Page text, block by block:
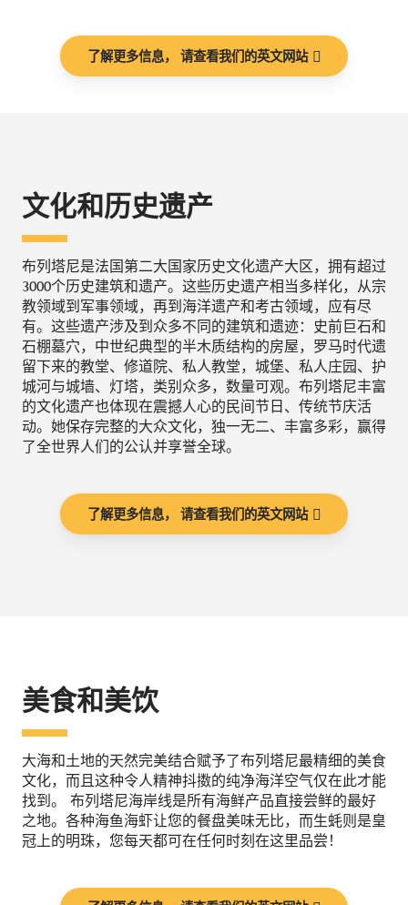
了解更多信息， 请查看我们的英文网站
文化和历史遗产
布列塔尼是法国第二大国家历史文化遗产大区，拥有超过
3000个历史建筑和遗产。这些历史遗产相当多样化，从宗
教领域到军事领域，再到海洋遗产和考古领域，应有尽
有。这些遗产涉及到众多不同的建筑和遗迹：史前巨石和
石棚墓穴，中世纪典型的半木质结构的房屋，罗马时代遗
留下来的教堂、修道院、私人教堂，城堡、私人庄园、护
城河与城墙、灯塔，类别众多，数量可观。布列塔尼丰富
的文化遗产也体现在震撼人心的民间节日、传统节庆活
动。她保存完整的大众文化，独一无二、丰富多彩，赢得
了全世界人们的公认并享誉全球。
了解更多信息， 请查看我们的英文网站
美食和美饮
大海和土地的天然完美结合赋予了布列塔尼最精细的美食
文化，而且这种令人精神抖擞的纯净海洋空气仅在此才能
找到。 布列塔尼海岸线是所有海鲜产品直接尝鲜的最好
之地。各种海鱼海虾让您的餐盘美味无比，而生蚝则是皇
冠上的明珠，您每天都可在任何时刻在这里品尝！